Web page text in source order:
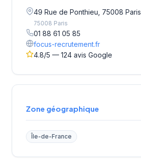
49 Rue de Ponthieu, 75008 Paris
75008 Paris
01 88 61 05 85
focus-recrutement.fr
4.8/5 — 124 avis Google
Zone géographique
Île-de-France